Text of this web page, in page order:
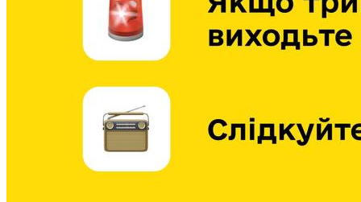
Донецька область
Житомирська область
Закарпатська область
Запорізька область
Івано-Франківська область
Київська область
Кіровоградська область
Львівська область
Миколаївська область